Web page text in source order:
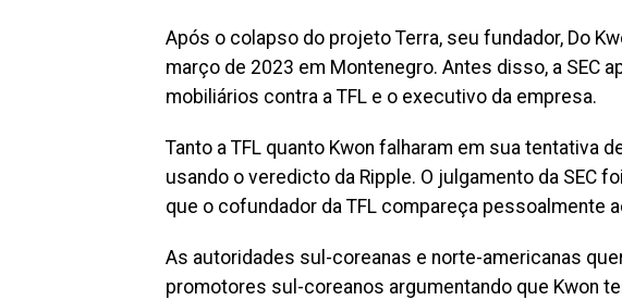
Após o colapso do projeto Terra, seu fundador, Do
março de 2023 em Montenegro. Antes disso, a SEC
mobiliários contra a TFL e o executivo da empresa.
Tanto a TFL quanto Kwon falharam em sua tentativa
usando o veredicto da Ripple. O julgamento da SEC
que o cofundador da TFL compareça pessoalmente
As autoridades sul-coreanas e norte-americanas
promotores sul-coreanos argumentando que Kwon